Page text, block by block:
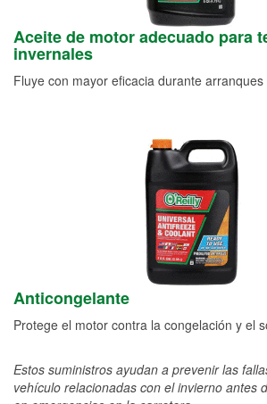
Aceite de motor adecuado para
invernales
Fluye con mayor eficacia durante
Anticongelante
Protege el motor contra la congelación y el
Estos suministros ayudan a prevenir las
vehículo relacionadas con el invierno antes